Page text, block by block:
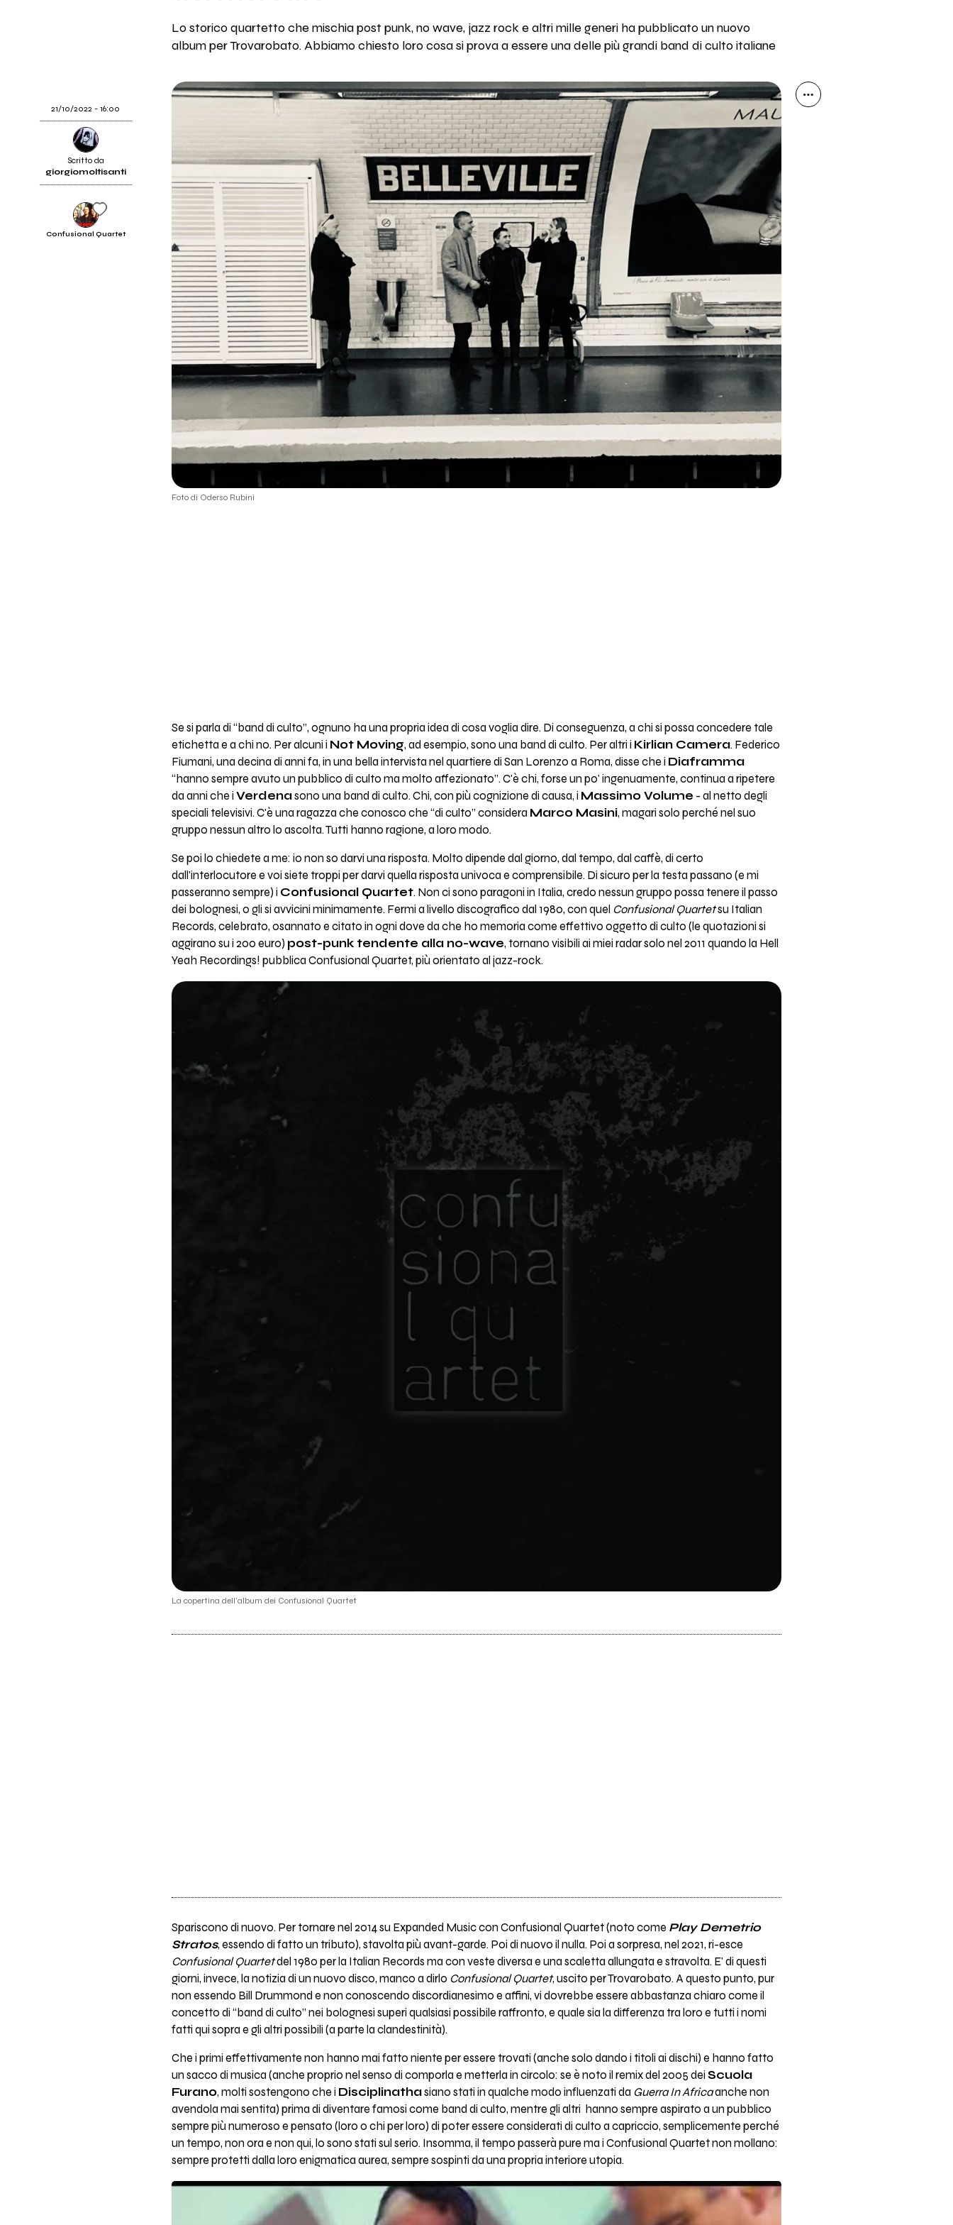
Lo storico quartetto che mischia post punk, no wave, jazz rock e altri mille generi ha pubblicato un nuovo
album per Trovarobato. Abbiamo chiesto loro cosa si prova a essere una delle più grandi band di culto italiane
Foto di Oderso Rubini
21/10/2022 - 16:00
Scritto da
giorgiomoltisanti
Confusional Quartet
Se si parla di “band di culto”, ognuno ha una propria idea di cosa voglia dire. Di conseguenza, a chi si possa concedere tale
etichetta e a chi no. Per alcuni i Not Moving, ad esempio, sono una band di culto. Per altri i Kirlian Camera. Federico
Fiumani, una decina di anni fa, in una bella intervista nel quartiere di San Lorenzo a Roma, disse che i Diaframma
“hanno sempre avuto un pubblico di culto ma molto affezionato”. C'è chi, forse un po' ingenuamente, continua a ripetere
da anni che i Verdenasono una band di culto. Chi, con più cognizione di causa, i Massimo Volume - al netto degli
speciali televisivi. C'è una ragazza che conosco che “di culto” considera Marco Masini, magari solo perché nel suo
gruppo nessun altro lo ascolta. Tutti hanno ragione, a loro modo.
Se poi lo chiedete a me: io non so darvi una risposta. Molto dipende dal giorno, dal tempo, dal caffè, di certo
dall'interlocutore e voi siete troppi per darvi quella risposta univoca e comprensibile. Di sicuro per la testa passano (e mi
passeranno sempre) i Confusional Quartet. Non ci sono paragoni in Italia, credo nessun gruppo possa tenere il passo
dei bolognesi, o gli si avvicini minimamente. Fermi a livello discografico dal 1980, con quel Confusional Quartetsu Italian
Records, celebrato, osannato e citato in ogni dove da che ho memoria come effettivo oggetto di culto (le quotazioni si
aggirano su i 200 euro) post-punk tendente alla no-wave, tornano visibili ai miei radar solo nel 2011 quando la Hell
Yeah Recordings! pubblica Confusional Quartet, più orientato al jazz-rock.
La copertina dell'album dei Confusional Quartet
Spariscono di nuovo. Per tornare nel 2014 su Expanded Music con Confusional Quartet (noto come Play Demetrio
Stratos, essendo di fatto un tributo), stavolta più avant-garde. Poi di nuovo il nulla. Poi a sorpresa, nel 2021, ri-esce
Confusional Quartetdel 1980 per la Italian Records ma con veste diversa e una scaletta allungata e stravolta. E' di questi
giorni, invece, la notizia di un nuovo disco, manco a dirlo Confusional Quartet, uscito per Trovarobato. A questo punto, pur
non essendo Bill Drummond e non conoscendo discordianesimo e affini, vi dovrebbe essere abbastanza chiaro come il
concetto di “band di culto” nei bolognesi superi qualsiasi possibile raffronto, e quale sia la differenza tra loro e tutti i nomi
fatti qui sopra e gli altri possibili (a parte la clandestinità).
Che i primi effettivamente non hanno mai fatto niente per essere trovati (anche solo dando i titoli ai dischi) e hanno fatto
un sacco di musica (anche proprio nel senso di comporla e metterla in circolo: se è noto il remix del 2005 dei Scuola
Furano, molti sostengono che i Disciplinathasiano stati in qualche modo influenzati da Guerra In Africaanche non
avendola mai sentita) prima di diventare famosi come band di culto, mentre gli altri hanno sempre aspirato a un pubblico
sempre più numeroso e pensato (loro o chi per loro) di poter essere considerati di culto a capriccio, semplicemente perché
un tempo, non ora e non qui, lo sono stati sul serio. Insomma, il tempo passerà pure ma i Confusional Quartet non mollano:
sempre protetti dalla loro enigmatica aurea, sempre sospinti da una propria interiore utopia.